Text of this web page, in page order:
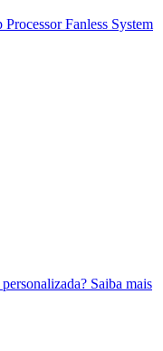
Fanless System
Saiba mais